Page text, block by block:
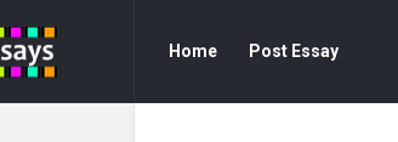
Essays
Navigation
Home Post Essay